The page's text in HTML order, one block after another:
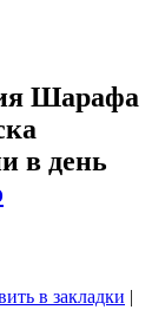
Шарафа
в день
в закладки |